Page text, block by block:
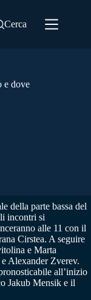
Cerca
e dove
della parte bassa del
incontri si
alle 11 con il
Cirstea. A seguire
e Marta
Alexander Zverev.
all’inizio
Jakub Mensik e il